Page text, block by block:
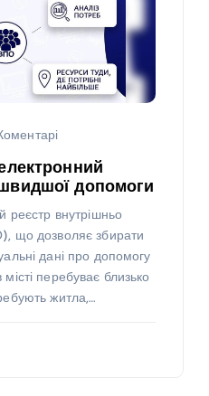
допомоги
реєстр внутрішньо
що дозволяє збирати
дані про допомогу
перебуває близько
житла,…